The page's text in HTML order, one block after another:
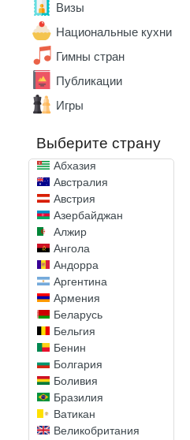
Визы
Национальные кухни
Гимны стран
Публикации
Игры
Выберите страну
Абхазия
Австралия
Австрия
Азербайджан
Алжир
Ангола
Андорра
Аргентина
Армения
Беларусь
Бельгия
Бенин
Болгария
Боливия
Бразилия
Ватикан
Великобритания